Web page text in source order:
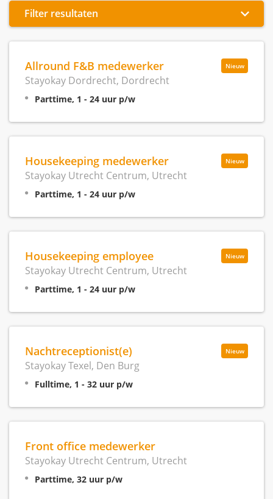
Filter resultaten
Nieuw
Allround F&B medewerker
Stayokay Dordrecht, Dordrecht
Parttime, 1 - 24 uur p/w
Nieuw
Housekeeping medewerker
Stayokay Utrecht Centrum, Utrecht
Parttime, 1 - 24 uur p/w
Nieuw
Housekeeping employee
Stayokay Utrecht Centrum, Utrecht
Parttime, 1 - 24 uur p/w
Nieuw
Nachtreceptionist(e)
Stayokay Texel, Den Burg
Fulltime, 1 - 32 uur p/w
Front office medewerker
Stayokay Utrecht Centrum, Utrecht
Parttime, 32 uur p/w